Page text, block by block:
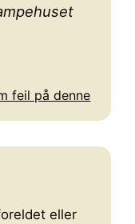
feil på denne
eller